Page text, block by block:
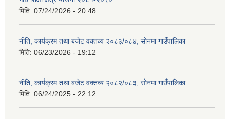
मिति: 07/24/2026 - 20:48
नीति, कार्यक्रम तथा बजेट वक्तव्य २०८३/०८४, सोनमा गाउँपालिका
मिति: 06/23/2026 - 19:12
नीति, कार्यक्रम तथा बजेट वक्तव्य २०८२/०८३, सोनमा गाउँपालिका
मिति: 06/24/2025 - 22:12